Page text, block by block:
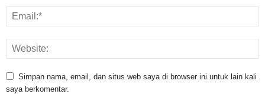
Simpan nama, email, dan situs web saya di browser ini untuk lain kali
saya berkomentar.